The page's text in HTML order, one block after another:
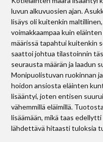
luvun alkuvuosien ajan.
lisäys oli kuitenkin
voimakkaampaa kuin
määrissä tapahtui kuitenkin
saattoi johtua tilastoinnin
seurausta määrän ja laadun
Monipuolistuvan ruokinnan
hoidon ansiosta eläinten
lisääntyi, joten entisen
vähemmillä eläimillä.
lisäämään, mikä taas
lähdettävä hitaasti tuloksia